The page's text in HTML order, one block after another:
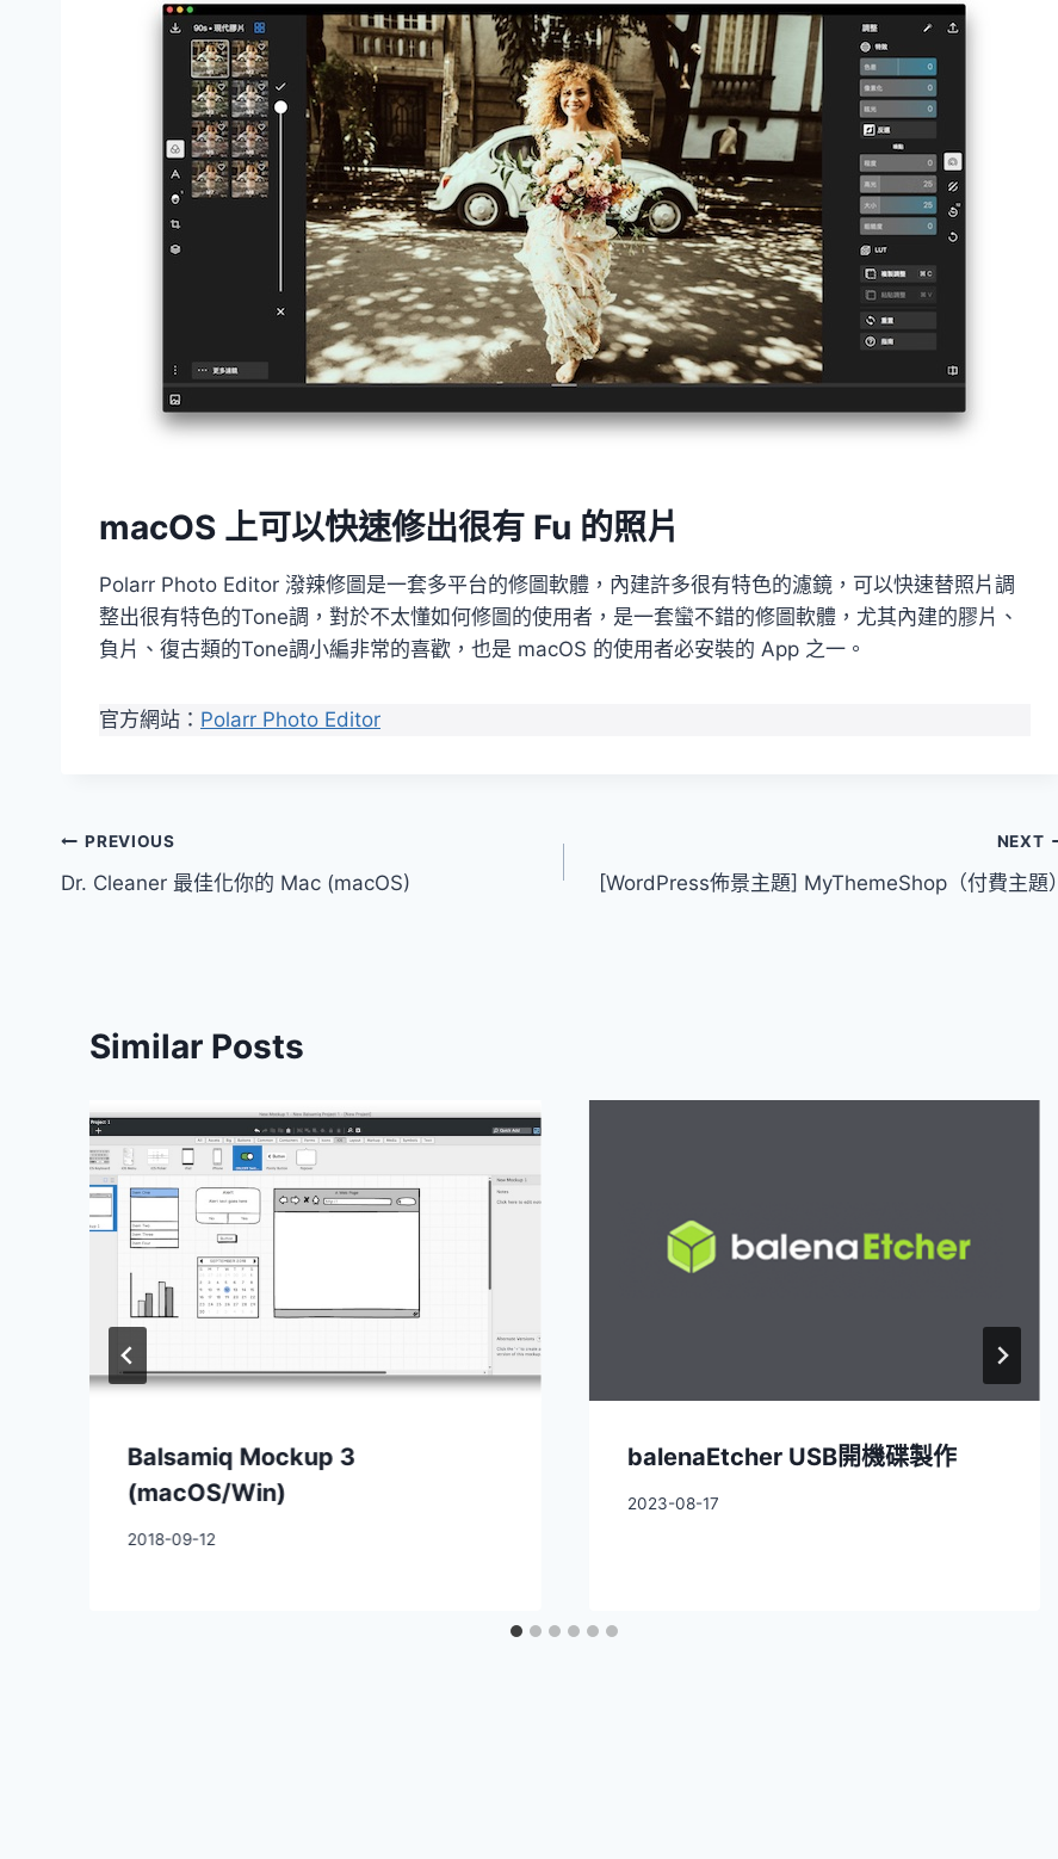
macOS 上可以快速修出很有 Fu 的照片
Polarr Photo Editor 潑辣修圖是一套多平台的修圖軟體，內建許多很有特色的濾鏡，可以快速替照片調
整出很有特色的Tone調，對於不太懂如何修圖的使用者，是一套蠻不錯的修圖軟體，尤其內建的膠片、
負片、復古類的Tone調小編非常的喜歡，也是 macOS 的使用者必安裝的 App 之一。
官方網站： Polarr Photo Editor
文
章
PREVIOUS
Dr. Cleaner 最佳化你的 Mac (macOS)
NEXT
[WordPress佈景主題] MyThemeShop（付費主題）
Similar Posts
Balsamiq Mockup 3
(macOS/Win)
2018-09-12
balenaEtcher USB開機碟製作
2023-08-17